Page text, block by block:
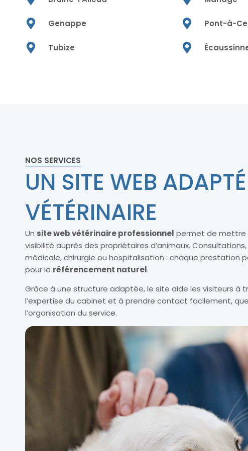
Genappe
Tubize
Pont-à-
NOS SERVICES
UN SITE WEB
VÉTÉRINAIRE
Un site web vétérinaire professionnel permet de mettre
visibilité auprès des propriétaires d’animaux.
médicale, chirurgie ou hospitalisation : chaque
pour le référencement naturel.
Grâce à une structure adaptée, le site aide les visiteurs
l’expertise du cabinet et à prendre contact facilement,
l’organisation du service.